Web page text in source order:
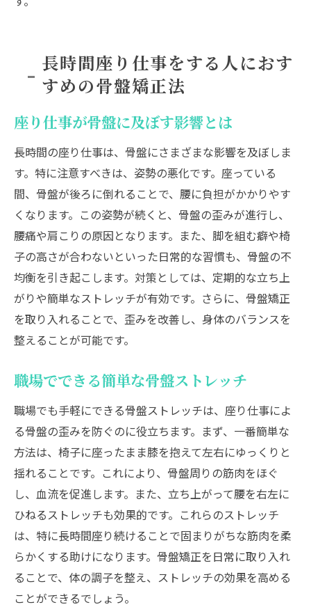
長時間座り仕事をする人におす
すめの骨盤矯正法
座り仕事が骨盤に及ぼす影響とは
長時間の座り仕事は、骨盤にさまざまな影響を及ぼしま
す。特に注意すべきは、姿勢の悪化です。座っている
間、骨盤が後ろに倒れることで、腰に負担がかかりやす
くなります。この姿勢が続くと、骨盤の歪みが進行し、
腰痛や肩こりの原因となります。また、脚を組む癖や椅
子の高さが合わないといった日常的な習慣も、骨盤の不
均衡を引き起こします。対策としては、定期的な立ち上
がりや簡単なストレッチが有効です。さらに、骨盤矯正
を取り入れることで、歪みを改善し、身体のバランスを
整えることが可能です。
職場でできる簡単な骨盤ストレッチ
職場でも手軽にできる骨盤ストレッチは、座り仕事によ
る骨盤の歪みを防ぐのに役立ちます。まず、一番簡単な
方法は、椅子に座ったまま膝を抱えて左右にゆっくりと
揺れることです。これにより、骨盤周りの筋肉をほぐ
し、血流を促進します。また、立ち上がって腰を右左に
ひねるストレッチも効果的です。これらのストレッチ
は、特に長時間座り続けることで固まりがちな筋肉を柔
らかくする助けになります。骨盤矯正を日常に取り入れ
ることで、体の調子を整え、ストレッチの効果を高める
ことができるでしょう。